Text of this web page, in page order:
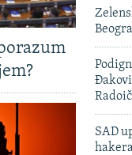
SAD